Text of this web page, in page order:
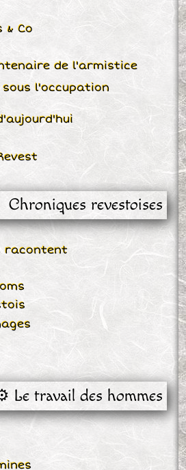
& Co
de l'armistice
l'occupation
Chroniques revestoises
racontent
Le travail des hommes